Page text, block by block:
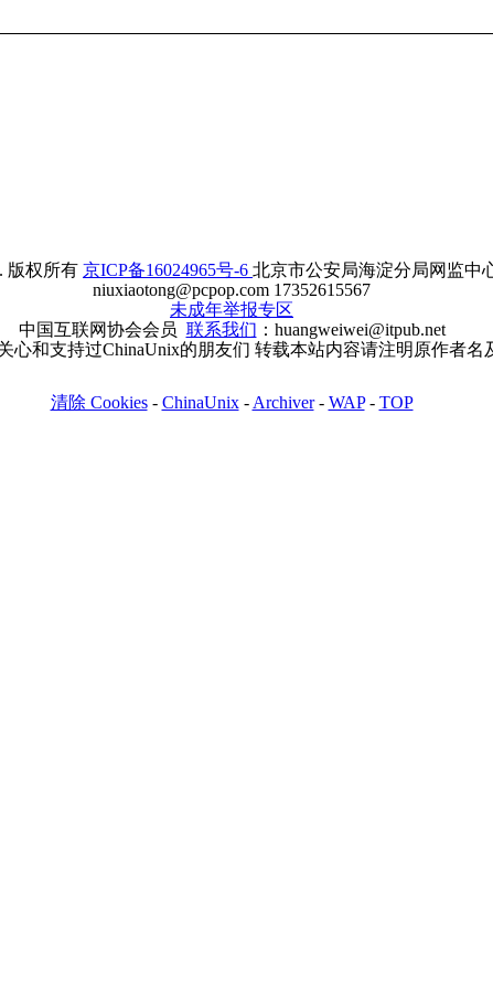
版权所有 京ICP备16024965号-6 北京市公安局海淀分局网监中
niuxiaotong@pcpop.com 17352615567
未成年举报专区
中国互联网协会会员 联系我们 ：huangweiwei@itpub.net
心和支持过ChinaUnix的朋友们 转载本站内容请注明原作者名
清除 Cookies- ChinaUnix- Archiver- WAP- TOP